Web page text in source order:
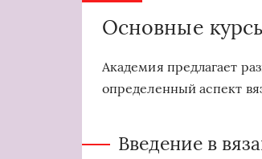
Основные
Академия предлагает
определенный аспект
Введение в